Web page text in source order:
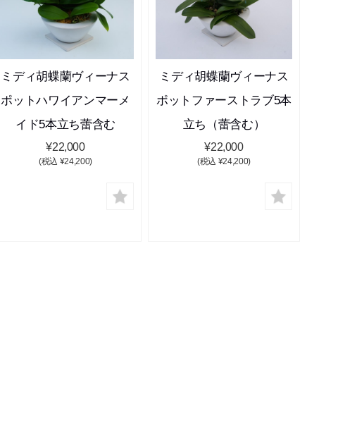
ミディ胡蝶蘭ヴィーナス
ポットハワイアンマーメ
イド5本立ち蕾含む
¥22,000
(税込 ¥24,200)
ミディ胡蝶蘭ヴィーナス
ポットファーストラブ5本
立ち（蕾含む）
¥22,000
(税込 ¥24,200)